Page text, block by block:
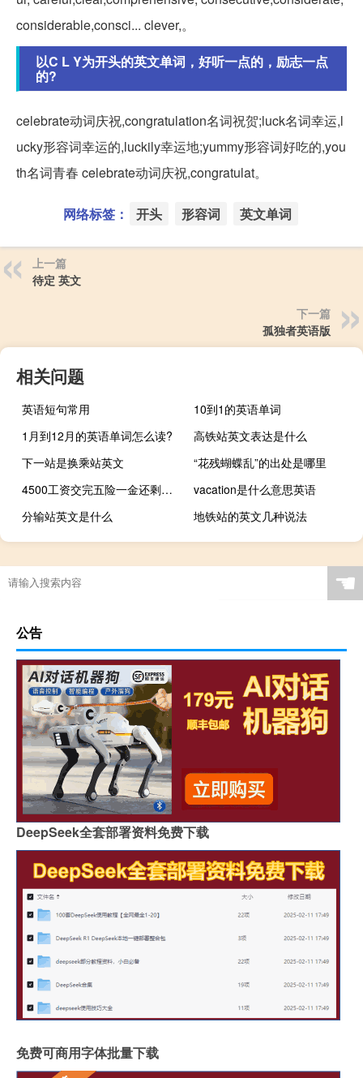
considerable,consci... clever,。
以C L Y为开头的英文单词，好听一点的，励志一点
的?
celebrate动词庆祝,congratulation名词祝贺;luck名词幸运,l
ucky形容词幸运的,luckily幸运地;yummy形容词好吃的,you
th名词青春 celebrate动词庆祝,congratulat。
网络标签： 开头 形容词 英文单词
上一篇
待定 英文
下一篇
孤独者英语版
相关问题
英语短句常用
10到1的英语单词
1月到12月的英语单词怎么读?
高铁站英文表达是什么
下一站是换乘站英文
“花残蝴蝶乱”的出处是哪里
4500工资交完五险一金还剩多少
vacation是什么意思英语
分输站英文是什么
地铁站的英文几种说法
☚
公告
DeepSeek全套部署资料免费下载
免费可商用字体批量下载